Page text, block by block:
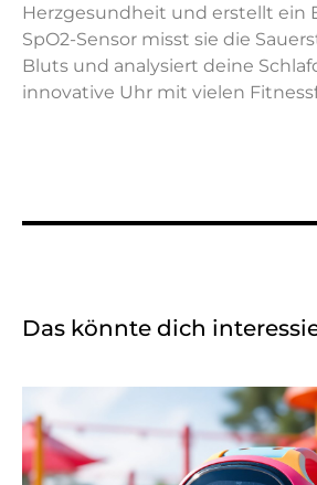
Herzgesundheit und erstellt ein
SpO2-Sensor misst sie die
Bluts und analysiert deine
innovative Uhr mit vielen
Das könnte dich